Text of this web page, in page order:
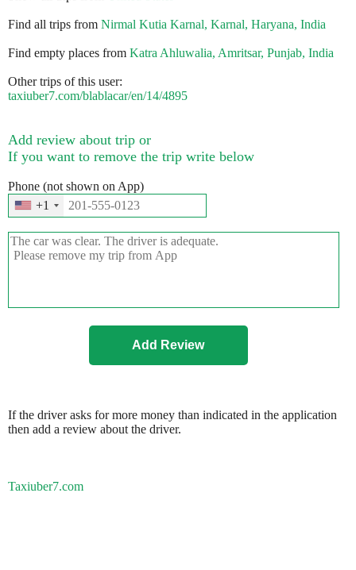
Find all trips from Nirmal Kutia Karnal, Karnal, Haryana, India
Find empty places from Katra Ahluwalia, Amritsar, Punjab, India
Other trips of this user:
taxiuber7.com/blablacar/en/14/4895
Add review about trip or
If you want to remove the trip write below
Phone (not shown on App)
+1
If the driver asks for more money than indicated in the application
then add a review about the driver.
Taxiuber7.com